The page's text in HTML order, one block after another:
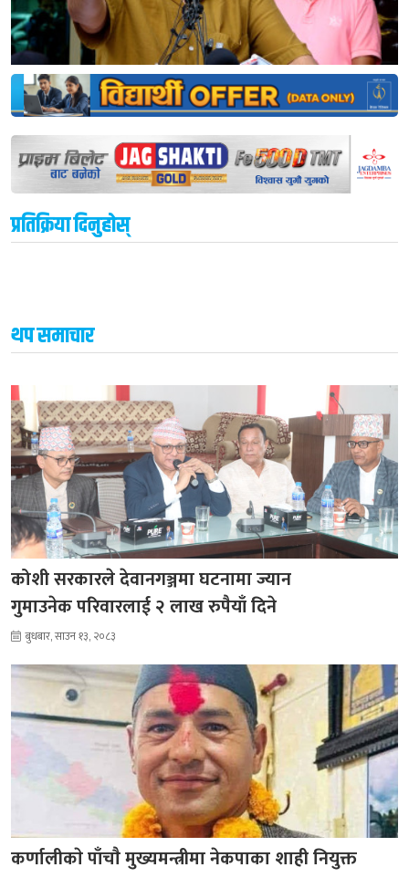
प्रतिक्रिया दिनुहोस्
थप समाचार
कोशी सरकारले देवानगञ्जमा घटनामा ज्यान
गुमाउनेक परिवारलाई २ लाख रुपैयाँ दिने
बुधबार, साउन १३, २०८३
कर्णालीकाे पाँचाै मुख्यमन्त्रीमा नेकपाका शाही नियुक्त